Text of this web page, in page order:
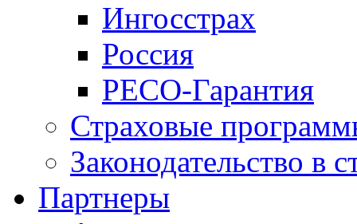
Ингосстрах
Россия
РЕСО-Гарантия
Страховые
Законодательство в
Партнеры